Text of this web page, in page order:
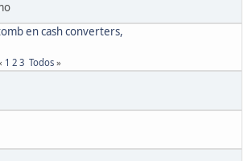
en cash converters,
1 2 3 Todos »